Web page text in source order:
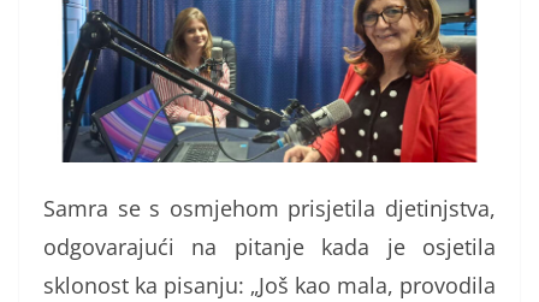
Samra se s osmjehom prisjetila djetinjstva,
odgovarajući na pitanje kada je osjetila
sklonost ka pisanju: „Još kao mala, provodila